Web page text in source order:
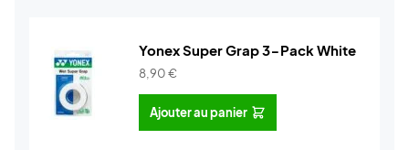
Yonex Super Grap 3-Pack White
8,90€
Ajouter au panier